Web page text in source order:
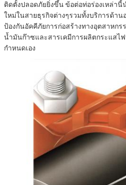
ติดตั้งปลอดภัยยิ่งขึ้น ข้อต่อท่อร่องเหล่า
ใหม่ในสายธุรกิจต่างๆรวมทั้งบริการด้า
ป้องกันอัคคีภัยการก่อสร้างทางอุตสาหกร
น้ำมันก๊าซและสารเคมีการผลิตกระแสไ
กำหนดเอง